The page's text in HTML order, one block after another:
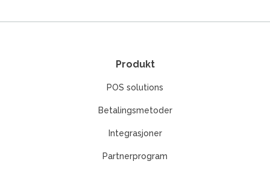
Produkt
POS solutions
Betalingsmetoder
Integrasjoner
Partnerprogram